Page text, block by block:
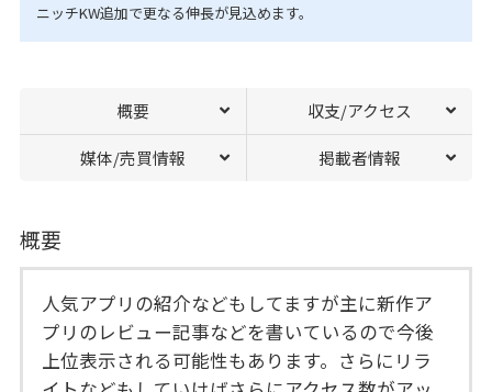
ニッチKW追加で更なる伸長が見込めます。
概要 収支/アクセス
媒体/売買情報 掲載者情報
概要
人気アプリの紹介などもしてますが主に新作ア
プリのレビュー記事などを書いているので今後
上位表示される可能性もあります。さらにリラ